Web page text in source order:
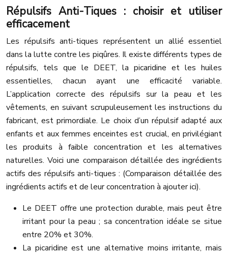
Répulsifs Anti-Tiques : choisir et utiliser
efficacement
Les répulsifs anti-tiques représentent un allié essentiel
dans la lutte contre les piqûres. Il existe différents types de
répulsifs, tels que le DEET, la picaridine et les huiles
essentielles, chacun ayant une efficacité variable.
L’application correcte des répulsifs sur la peau et les
vêtements, en suivant scrupuleusement les instructions du
fabricant, est primordiale. Le choix d’un répulsif adapté aux
enfants et aux femmes enceintes est crucial, en privilégiant
les produits à faible concentration et les alternatives
naturelles. Voici une comparaison détaillée des ingrédients
actifs des répulsifs anti-tiques : (Comparaison détaillée des
ingrédients actifs et de leur concentration à ajouter ici).
Le DEET offre une protection durable, mais peut être
irritant pour la peau ; sa concentration idéale se situe
entre 20% et 30%.
La picaridine est une alternative moins irritante, mais